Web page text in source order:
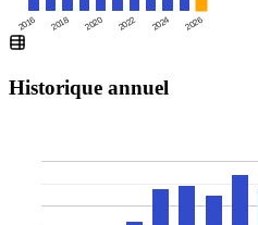
2016 2018 2020 2022 2024 2026
Historique annuel